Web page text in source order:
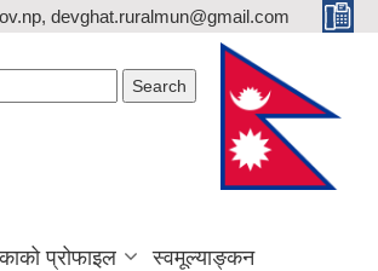
devghat.ruralmun@gmail.com
प्रोफाइल स्वमूल्याङ्कन